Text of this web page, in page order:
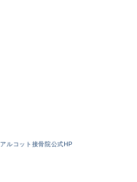
アルコット接骨院公式HP